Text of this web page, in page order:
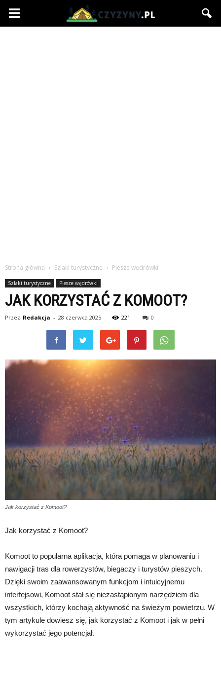
Czyzyny.pl
Strona główna Szlaki turystyczne Piesze wędrówki
Szlaki turystyczne Piesze wędrówki
JAK KORZYSTAĆ Z KOMOOT?
Przez Redakcja - 28 czerwca 2025 221 0
Jak korzystać z Komoot?
Jak korzystać z Komoot?
Komoot to popularna aplikacja, która pomaga w planowaniu i
nawigacji tras dla rowerzystów, biegaczy i turystów pieszych.
Dzięki swoim zaawansowanym funkcjom i intuicyjnemu
interfejsowi, Komoot stał się niezastąpionym narzędziem dla
wszystkich, którzy kochają aktywność na świeżym powietrzu. W
tym artykule dowiesz się, jak korzystać z Komoot i jak w pełni
wykorzystać jego potencjał.